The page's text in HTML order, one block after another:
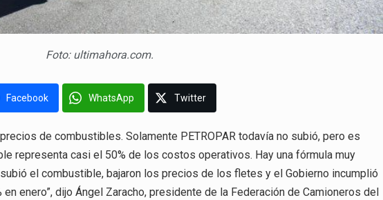
Foto: ultimahora.com.
Facebook WhatsApp Twitter
de combustibles. Solamente PETROPAR todavía no subió, pero es
representa casi el 50% de los costos operativos. Hay una fórmula muy
el combustible, bajaron los precios de los fletes y el Gobierno incumplió
enero”, dijo Ángel Zaracho, presidente de la Federación de Camioneros del